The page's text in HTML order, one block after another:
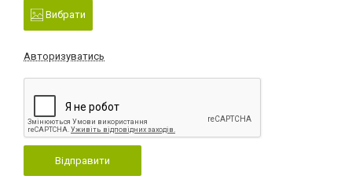
Вибрати
Авторизуватись
Відправити